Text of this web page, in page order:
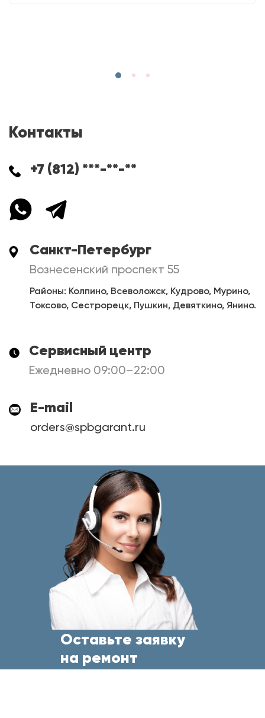
Контакты
+7 (812) ***-**-**
Санкт-Петербург
Вознесенский проспект 55
Районы: Колпино, Всеволожск, Кудрово, Мурино,
Токсово, Сестрорецк, Пушкин, Девяткино, Янино.
Сервисный центр
Ежедневно 09:00–22:00
E-mail
orders@spbgarant.ru
Оставьте заявку
на ремонт